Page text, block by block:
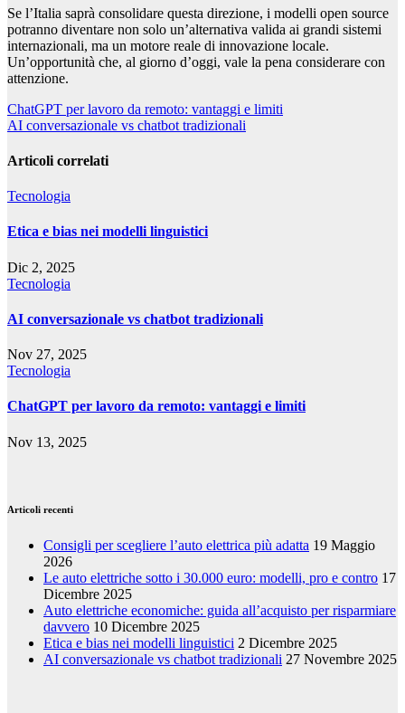
Se l’Italia saprà consolidare questa direzione, i modelli open source
potranno diventare non solo un’alternativa valida ai grandi sistemi
internazionali, ma un motore reale di innovazione locale.
Un’opportunità che, al giorno d’oggi, vale la pena considerare con
attenzione.
Navigazione
articoli
ChatGPT per lavoro da remoto: vantaggi e limiti
AI conversazionale vs chatbot tradizionali
Articoli correlati
Tecnologia
Etica e bias nei modelli linguistici
Dic 2, 2025
Tecnologia
AI conversazionale vs chatbot tradizionali
Nov 27, 2025
Tecnologia
ChatGPT per lavoro da remoto: vantaggi e limiti
Nov 13, 2025
Articoli recenti
Consigli per scegliere l’auto elettrica più adatta 19 Maggio
2026
Le auto elettriche sotto i 30.000 euro: modelli, pro e contro 17
Dicembre 2025
Auto elettriche economiche: guida all’acquisto per risparmiare
davvero 10 Dicembre 2025
Etica e bias nei modelli linguistici 2 Dicembre 2025
AI conversazionale vs chatbot tradizionali 27 Novembre 2025